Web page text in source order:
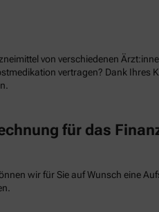
von verschiedenen
vertragen? Dank
für das
wir für Sie auf Wunsch eine